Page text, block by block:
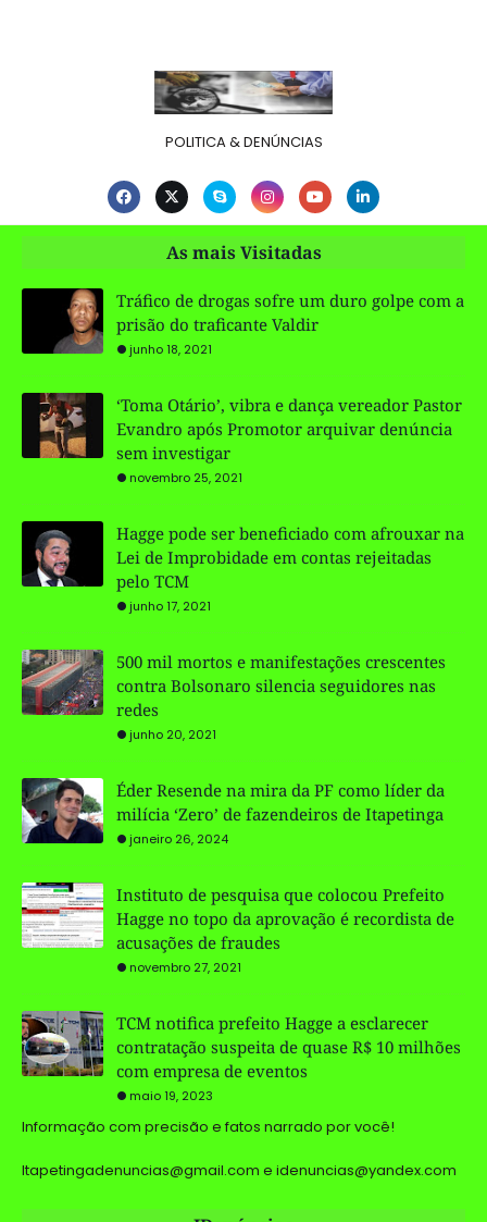
POLITICA & DENÚNCIAS
As mais Visitadas
Tráfico de drogas sofre um duro golpe com a
prisão do traficante Valdir
junho 18, 2021
‘Toma Otário’, vibra e dança vereador Pastor
Evandro após Promotor arquivar denúncia
sem investigar
novembro 25, 2021
Hagge pode ser beneficiado com afrouxar na
Lei de Improbidade em contas rejeitadas
pelo TCM
junho 17, 2021
500 mil mortos e manifestações crescentes
contra Bolsonaro silencia seguidores nas
redes
junho 20, 2021
Éder Resende na mira da PF como líder da
milícia ‘Zero’ de fazendeiros de Itapetinga
janeiro 26, 2024
Instituto de pesquisa que colocou Prefeito
Hagge no topo da aprovação é recordista de
acusações de fraudes
novembro 27, 2021
TCM notifica prefeito Hagge a esclarecer
contratação suspeita de quase R$ 10 milhões
com empresa de eventos
maio 19, 2023
Informação com precisão e fatos narrado por você!
Itapetingadenuncias@gmail.com e idenuncias@yandex.com